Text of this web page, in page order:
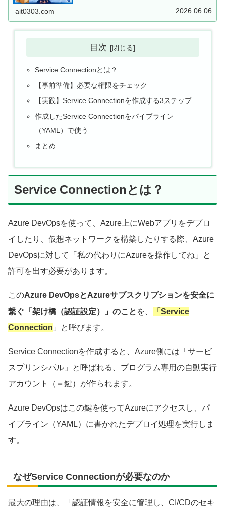
ait0303.com 2026.06.06
目次
Service Connectionとは？
【事前準備】必要な権限をチェック
【実践】Service Connectionを作成する3ステップ
作成したService Connectionをパイプライン
（YAML）で使う
まとめ
Service Connectionとは？
Azure DevOpsを使って、Azure上にWebアプリをデプロ
イしたり、仮想ネットワークを構築したりする際、Azure
DevOpsに対して「私の代わりにAzureを操作してね」と
許可を出す必要があります。
このAzure DevOpsとAzureサブスクリプションを安全に
繋ぐ「架け橋（認証設定）」のこと を、
「Service
Connection 」と呼びます。
Service Connectionを作成すると、Azure側には「サービ
スプリンシパル」と呼ばれる、プログラム専用の自動実行
アカウント（＝鍵）が作られます。
Azure DevOpsはこの鍵を使ってAzureにアクセスし、パ
イプライン（YAML）に書かれたデプロイ処理を実行しま
す。
なぜService Connectionが必要なのか
最大の理由は、「認証情報を安全に管理し、CI/CDのセキ